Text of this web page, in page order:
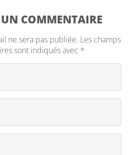
COMMENTAIRE
ne sera pas publiée. Les champs
sont indiqués avec *